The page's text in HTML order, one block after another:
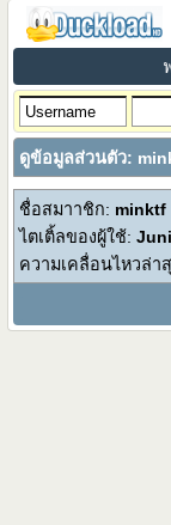
ดูข้อมูลส่วนตัว:
ชื่อสมาาชิก: minktf
ไตเติ้ลของผู้ใช้:
ความเคลื่อนไหวล่า